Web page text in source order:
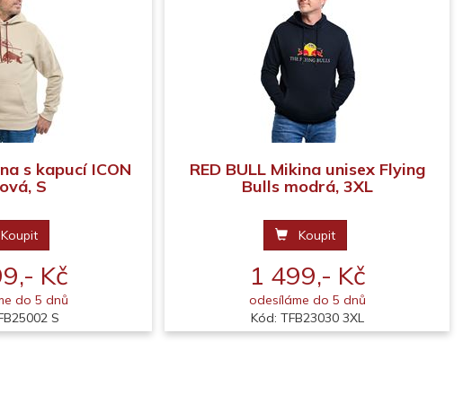
s kapucí ICON
S
Koupit
Kč
do 5 dnů
S
RED BULL Mikina unisex Flying
Bulls modrá, 3XL
Koupit
1 499,- Kč
odesíláme do 5 dnů
Kód: TFB23030 3XL